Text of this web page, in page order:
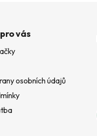
vás
osobních údajů